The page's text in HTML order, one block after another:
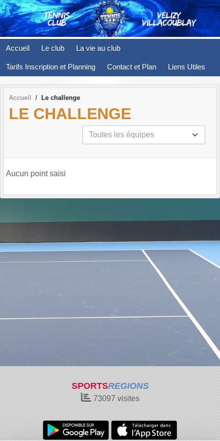
Accueil Le club La vie au club
Tarifs Inscription et Planning Contact et Plan Liens Utiles
Accueil Le challenge
LE CHALLENGE
Aucun point saisi
SPORTSREGIONS
73097 visites
Panneau de gestion des cookies